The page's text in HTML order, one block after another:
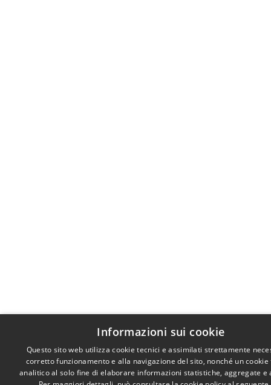
Informazioni sui cookie
Questo sito web utilizza cookie tecnici e assimilati strettamente
corretto funzionamento e alla navigazione del sito, nonché un cookie
analitico al solo fine di elaborare informazioni statistiche, aggregate e